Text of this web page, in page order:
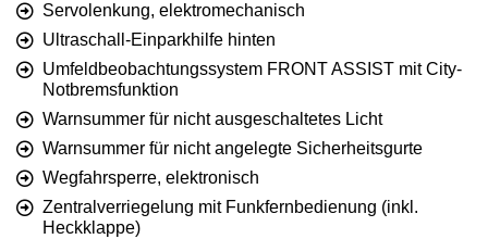
Servolenkung, elektromechanisch
Ultraschall-Einparkhilfe hinten
Umfeldbeobachtungssystem FRONT ASSIST mit City-
Notbremsfunktion
Warnsummer für nicht ausgeschaltetes Licht
Warnsummer für nicht angelegte Sicherheitsgurte
Wegfahrsperre, elektronisch
Zentralverriegelung mit Funkfernbedienung (inkl.
Heckklappe)